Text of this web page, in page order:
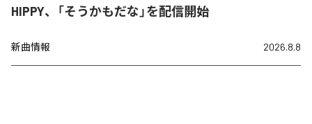
HIPPY、「そうかもだな」を配信開始
新曲情報 2026.8.8